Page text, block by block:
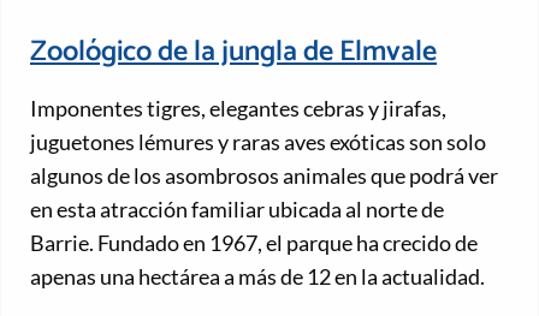
Zoológico de la jungla de Elmvale
Imponentes tigres, elegantes cebras y jirafas,
juguetones lémures y raras aves exóticas son solo
algunos de los asombrosos animales que podrá ver
en esta atracción familiar ubicada al norte de
Barrie. Fundado en 1967, el parque ha crecido de
apenas una hectárea a más de 12 en la actualidad.